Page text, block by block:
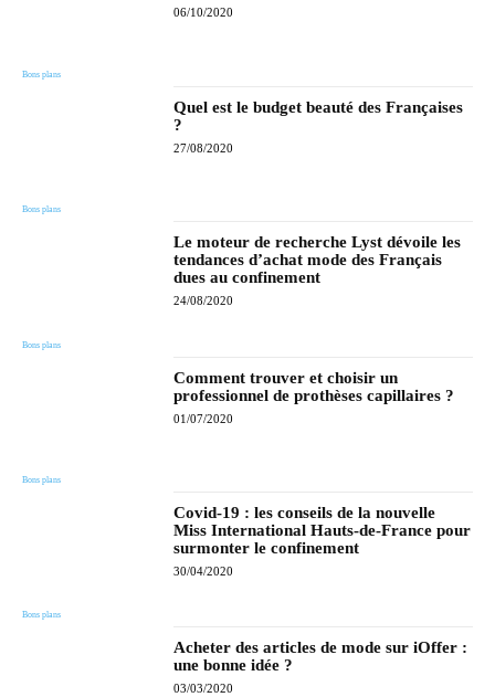
Bons plans
06/10/2020
Bons plans
Quel est le budget beauté des Françaises
?
27/08/2020
Bons plans
Le moteur de recherche Lyst dévoile les
tendances d’achat mode des Français
dues au confinement
24/08/2020
Bons plans
Comment trouver et choisir un
professionnel de prothèses capillaires ?
01/07/2020
Bons plans
Covid-19 : les conseils de la nouvelle
Miss International Hauts-de-France pour
surmonter le confinement
30/04/2020
Acheter des articles de mode sur iOffer :
une bonne idée ?
03/03/2020